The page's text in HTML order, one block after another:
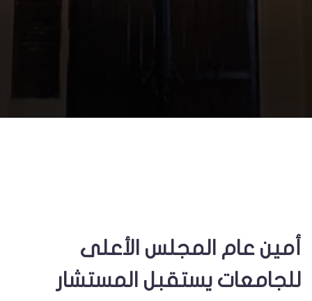
أمين عام المجلس الأعلى
للجامعات يستقبل المستشار